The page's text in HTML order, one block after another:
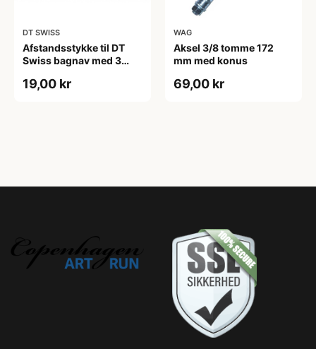
DT SWISS
Afstandsstykke til DT
Swiss bagnav med 3
19,00 kr
WAG
Aksel 3/8 tomme 172
mm med konus
69,00 kr